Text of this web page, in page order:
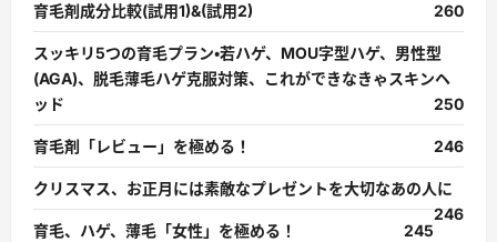
育毛剤成分比較(試用1)&(試用2) 260
スッキリ5つの育毛プラン・若ハゲ、MOU字型ハゲ、男性型
(AGA)、脱毛薄毛ハゲ克服対策、これができなきゃスキンヘ
ッド
250
育毛剤「レビュー」を極める！ 246
クリスマス、お正月には素敵なプレゼントを大切なあの人に
246
育毛、ハゲ、薄毛「女性」を極める！
245